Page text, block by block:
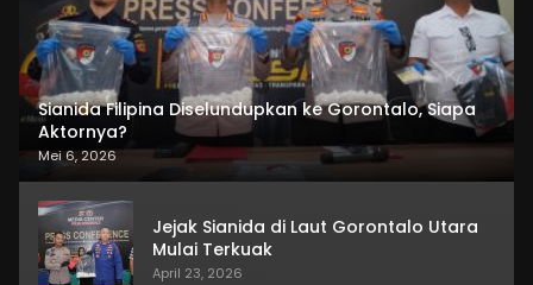
Sianida Filipina Diselundupkan ke Gorontalo, Siapa
Aktornya?
Mei 6, 2026
Jejak Sianida di Laut Gorontalo Utara
Mulai Terkuak
April 23, 2026